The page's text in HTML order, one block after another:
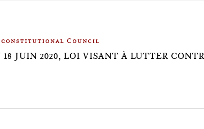
constitutional Council
18 JUIN 2020, LOI VISANT À LUTTER